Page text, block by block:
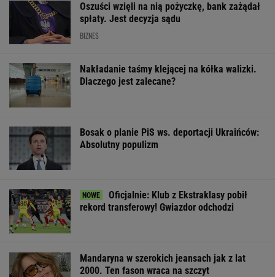
Oszuści wzięli na nią pożyczkę, bank zażądał
spłaty. Jest decyzja sądu
BIZNES
Nakładanie taśmy klejącej na kółka walizki.
Dlaczego jest zalecane?
Bosak o planie PiS ws. deportacji Ukraińców:
Absolutny populizm
Oficjalnie: Klub z Ekstraklasy pobił
rekord transferowy! Gwiazdor odchodzi
Mandaryna w szerokich jeansach jak z lat
2000. Ten fason wraca na szczyt